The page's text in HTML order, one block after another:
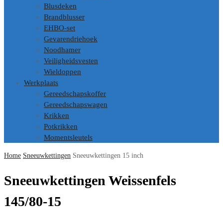
Blusdeken
Brandblusser
EHBO-set
Gevarendriehoek
Noodhamer
Veiligheidsvesten
Wieldoppen
Werkplaats
Gereedschapskoffer
Gereedschapswagen
Krikken
Potkrikken
Momentsleutels
Home Sneeuwkettingen Sneeuwkettingen 15 inch
Sneeuwkettingen Weissenfels
145/80-15